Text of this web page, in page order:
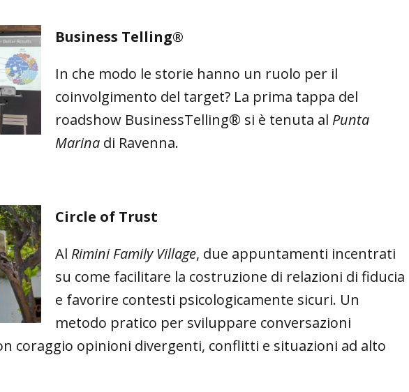
Business Telling®
In che modo le storie hanno un ruolo per il
coinvolgimento del target? La prima tappa del
roadshow BusinessTelling® si è tenuta al Punta
Marina di Ravenna.
Circle of Trust
Al Rimini Family Village, due appuntamenti incentrati
su come facilitare la costruzione di relazioni di fiducia
e favorire contesti psicologicamente sicuri. Un
metodo pratico per sviluppare conversazioni
coraggio opinioni divergenti, conflitti e situazioni ad alto